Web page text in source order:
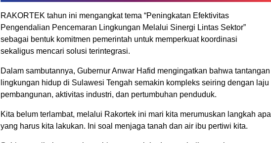
RAKORTEK tahun ini mengangkat tema “Peningkatan Efektivitas
Pengendalian Pencemaran Lingkungan Melalui Sinergi Lintas Sektor”
sebagai bentuk komitmen pemerintah untuk memperkuat koordinasi
sekaligus mencari solusi terintegrasi.
Dalam sambutannya, Gubernur Anwar Hafid mengingatkan bahwa tantangan
lingkungan hidup di Sulawesi Tengah semakin kompleks seiring dengan laju
pembangunan, aktivitas industri, dan pertumbuhan penduduk.
Kita belum terlambat, melalui Rakortek ini mari kita merumuskan langkah apa
yang harus kita lakukan. Ini soal menjaga tanah dan air ibu pertiwi kita.